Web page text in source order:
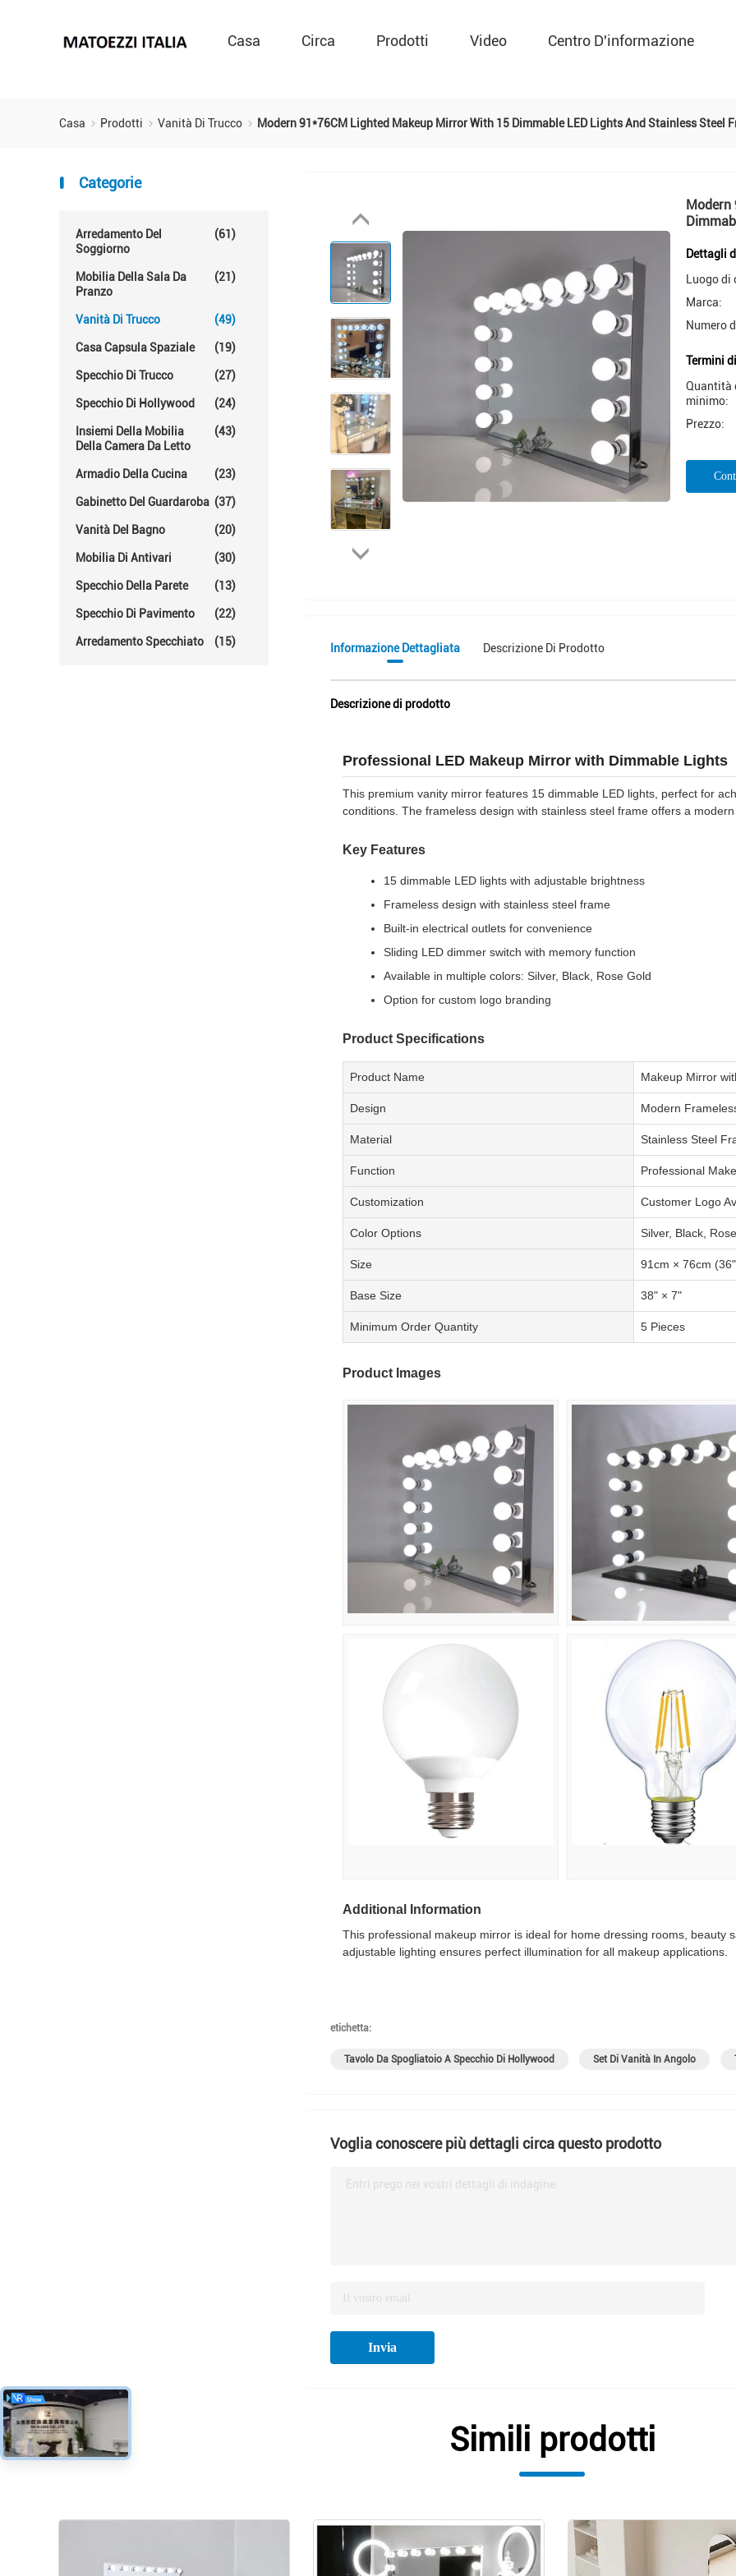
Casa Circa Prodotti Video Centro D'informazione
Casa Prodotti Vanità Di Trucco Modern 91*76CM Lighted Makeup Mirror With 15 Dimmable LED Lights And Stainless Steel
Categorie
Arredamento Del
Soggiorno
(61)
Mobilia Della Sala Da
Pranzo
(21)
Vanità Di Trucco (49)
Casa Capsula Spaziale (19)
Specchio Di Trucco (27)
Specchio Di Hollywood (24)
Insiemi Della Mobilia
Della Camera Da Letto
(43)
Armadio Della Cucina (23)
Gabinetto Del Guardaroba (37)
Vanità Del Bagno (20)
Mobilia Di Antivari (30)
Specchio Della Parete (13)
Specchio Di Pavimento (22)
Arredamento Specchiato (15)
Modern
Dettagli
Luogo
Marca:
Numero
Termini
Quantità
minimo:
Prezzo:
Informazione Dettagliata Descrizione Di Prodotto
Descrizione di prodotto
Professional LED Makeup Mirror with Dimmable Lights
This premium vanity mirror features 15 dimmable LED lights, perfect for
conditions. The frameless design with stainless steel frame offers a
Key Features
15 dimmable LED lights with adjustable brightness
Frameless design with stainless steel frame
Built-in electrical outlets for convenience
Sliding LED dimmer switch with memory function
Available in multiple colors: Silver, Black, Rose Gold
Option for custom logo branding
Product Specifications
Product Name Makeup Mirror
Design Modern
Material Stainless Steel
Function Professional
Customization Customer Logo
Color Options Silver, Black,
Size 91cm × 76cm
Base Size 38" × 7"
Minimum Order Quantity 5 Pieces
Product Images
Additional Information
This professional makeup mirror is ideal for home dressing rooms, beauty
adjustable lighting ensures perfect illumination for all makeup applications.
etichetta:
Tavolo Da Spogliatoio A Specchio Di Hollywood Set Di Vanità In Angolo
Voglia conoscere più dettagli circa questo prodotto
Entri prego nei vostri dettagli di indagine.
Invia
Simili prodotti
Goditi il 10% di sconto sul tuo primo
quando ti iscrivi per ricevere e-mail e
messaggi di testo*